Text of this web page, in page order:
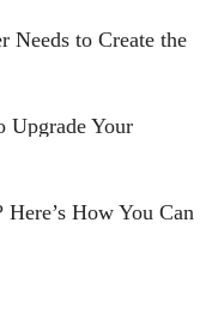
Needs to Create the
Upgrade Your
How You Can